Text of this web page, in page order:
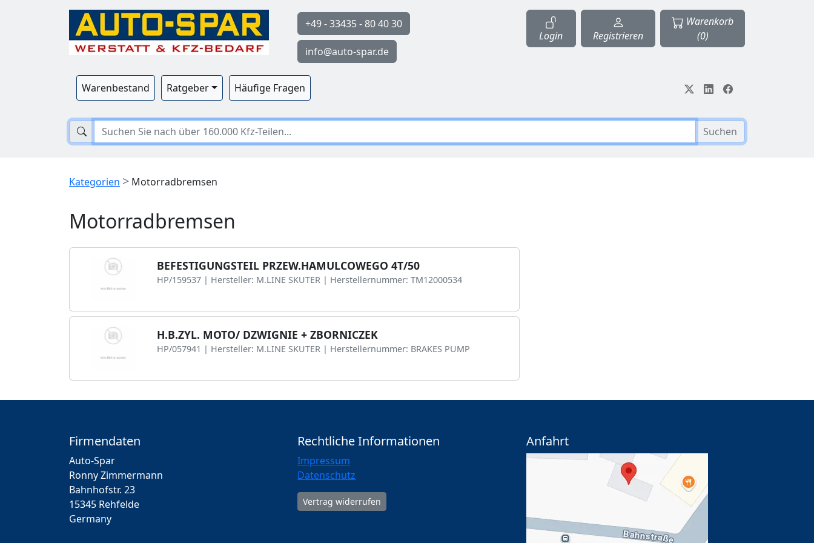
+49 - 33435 - 80 40 30
info@auto-spar.de
Login Registrieren
Warenkorb
(0)
Warenbestand Ratgeber Häufige Fragen
Suchen
Kategorien > Motorradbremsen
Motorradbremsen
BEFESTIGUNGSTEIL PRZEW.HAMULCOWEGO 4T/50
HP/159537 | Hersteller: M.LINE SKUTER | Herstellernummer: TM12000534
H.B.ZYL. MOTO/ DZWIGNIE + ZBORNICZEK
HP/057941 | Hersteller: M.LINE SKUTER | Herstellernummer: BRAKES PUMP
Firmendaten
Auto-Spar
Ronny Zimmermann
Bahnhofstr. 23
15345 Rehfelde
Germany
Rechtliche Informationen
Impressum
Datenschutz
Vertrag widerrufen
Anfahrt